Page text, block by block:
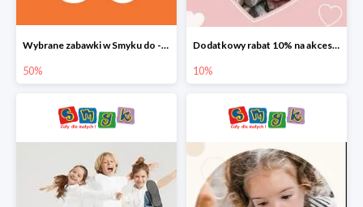
Wybrane zabawki w Smyku do -50%
50%
Dodatkowy rabat 10% na akcesoria dziecięce
10%